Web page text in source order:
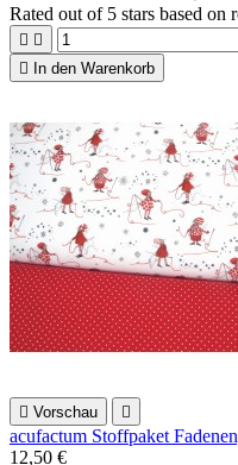
Rated out of 5 stars based on
 
 In den Warenkorb
 Vorschau 
acufactum Stoffpaket
12,50 €